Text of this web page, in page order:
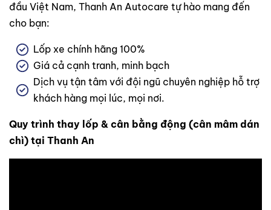
đầu Việt Nam, Thanh An Autocare tự hào mang đến
cho bạn:
Lốp xe chính hãng 100%
Giá cả cạnh tranh, minh bạch
Dịch vụ tận tâm với đội ngũ chuyên nghiệp hỗ trợ
khách hàng mọi lúc, mọi nơi.
Quy trình thay lốp & cân bằng động (cân mâm dán
chì) tại Thanh An